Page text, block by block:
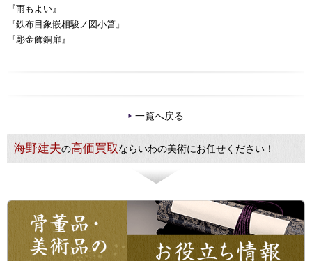
『雨もよい』
『鉄布目象嵌相駿ノ図小筥』
『彫金飾銅扉』
一覧へ戻る
海野建夫の高価買取ならいわの美術にお任せください！